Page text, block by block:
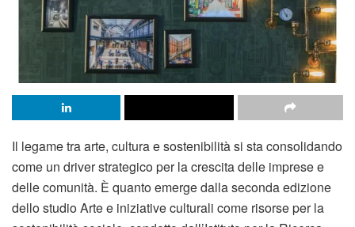
Il legame tra arte, cultura e sostenibilità si sta consolidando
come un driver strategico per la crescita delle imprese e
delle comunità. È quanto emerge dalla seconda edizione
dello studio Arte e iniziative culturali come risorse per la